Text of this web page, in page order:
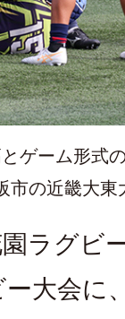
ゲーム形式
市の近畿大東
ラグビ
大会に